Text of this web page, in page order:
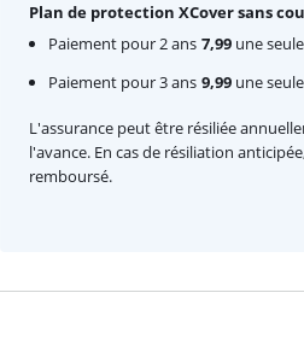
Plan de protection XCover sans
Paiement pour 2 ans 7,99une
Paiement pour 3 ans 9,99une
L'assurance peut être résiliée
l'avance. En cas de résiliation
remboursé.